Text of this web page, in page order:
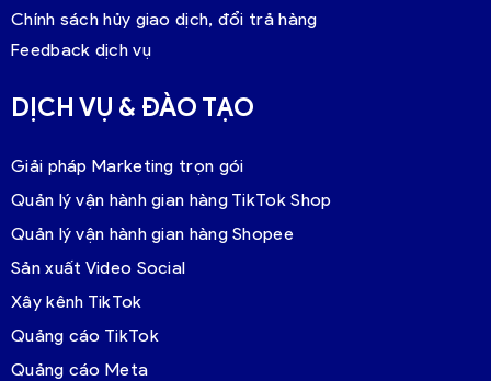
Chính sách hủy giao dịch, đổi trả hàng
Feedback dịch vụ
DỊCH VỤ & ĐÀO TẠO
Giải pháp Marketing trọn gói
Quản lý vận hành gian hàng TikTok Shop
Quản lý vận hành gian hàng Shopee
Sản xuất Video Social
Xây kênh TikTok
Quảng cáo TikTok
Quảng cáo Meta